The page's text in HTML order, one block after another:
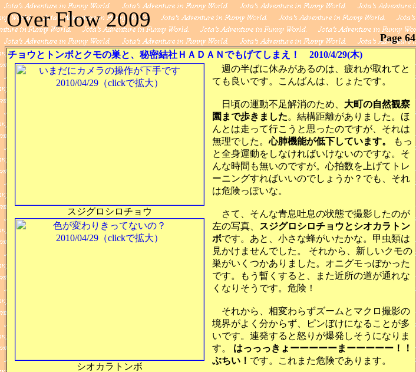
Over Flow 2009
Page 64
チョウとトンボとクモの巣と、秘密結社ＨＡＤＡＮでもげてしまえ！ 2010/4/29(木)
スジグロシロチョウ
シオカラトンボ
週の半ばに休みがあるのは、疲れが取れてと
ても良いです。こんばんは、じょたです。
日頃の運動不足解消のため、 大町の自然観察
園まで歩きました。結構距離がありました。ほ
んとは走って行こうと思ったのですが、それは
無理でした。心肺機能が低下しています。
もっ
と全身運動をしなければいけないのですな。そ
んな時間も無いのですが。心拍数を上げてトレ
ーニングすればいいのでしょうか？でも、それ
は危険っぽいな。
さて、そんな青息吐息の状態で撮影したのが
左の写真、
スジグロシロチョウとシオカラトン
ボです。あと、小さな蜂がいたかな。甲虫類は
見かけませんでした。 それから、新しいクモの
巣がいくつかありました。オニグモっぽかった
です。もう暫くすると、また近所の道が通れな
くなりそうです。危険！
それから、相変わらずズームとマクロ撮影の
境界がよく分からず、ピンぼけになることが多
いです。連発すると怒りが爆発しそうになりま
す。 はっっっきょーーーーーまーーーーー！！
ぶちい！ です。これまた危険であります。